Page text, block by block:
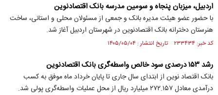
اردبیل، میزبان پنجاه و سومین مدرسه بانک اقتصادنوین
با حضور عضو هیئت مدیره بانک و جمعی از مسئولان محلی و استانی، ساخت
هنرستان دخترانه بانک اقتصادنوین در شهرستان اردبیل آغاز شد.
کد خبر: ۲۳۳۴۳۴ تاریخ انتشار : ۱۴۰۵/۰۵/۰۴
رشد ۱۵۳ درصدی سود خالص واسطه‌گری بانک اقتصادنوین
بانک اقتصاد نوین از ابتدای سال جاری تا پایان خرداد ماه موفق به کسب
درآمدی معادل ۲۷۲.۱۵۷ میلیارد ریال از محل عملیات واسطه‌گری پولی شد.